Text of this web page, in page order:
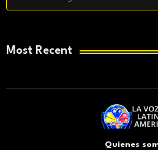
Most Recent
Quienes